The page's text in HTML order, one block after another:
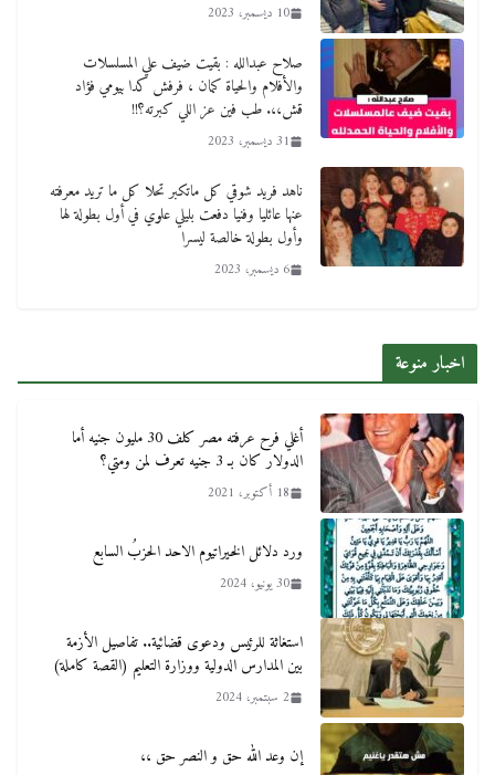
10 ديسمبر، 2023
صلاح عبدالله : بقيت ضيف علي المسلسلات
والأفلام والحياة كمان ، فرفش كدا بيومي فؤاد
قش،،. طب فين عز اللي كبرته؟!!
31 ديسمبر، 2023
ناهد فريد شوقي كل ماتكبر تحلا كل ما تريد معرفته
عنها عائليا وفنيا دفعت بليلي علوي في أول بطولة لها
وأول بطولة خالصة ليسرا
6 ديسمبر، 2023
اخبار منوعة
أغلي فرح عرفته مصر كلف 30 مليون جنيه أما
الدولار كان بـ 3 جنيه تعرف لمن ومتي؟
18 أكتوبر، 2021
ورد دﻻئل الخيراتيوم الاحد الحزبُ السابع
30 يونيو، 2024
استغاثة للرئيس ودعوى قضائية.. تفاصيل الأزمة
بين المدارس الدولية ووزارة التعليم (القصة كاملة)
2 سبتمبر، 2024
إن وعد الله حق و النصر حق ،،